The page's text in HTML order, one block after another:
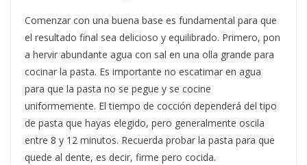
Comenzar con una buena base es fundamental para que
el resultado final sea delicioso y equilibrado. Primero, pon
a hervir abundante agua con sal en una olla grande para
cocinar la pasta. Es importante no escatimar en agua
para que la pasta no se pegue y se cocine
uniformemente. El tiempo de cocción dependerá del tipo
de pasta que hayas elegido, pero generalmente oscila
entre 8 y 12 minutos. Recuerda probar la pasta para que
quede al dente, es decir, firme pero cocida.